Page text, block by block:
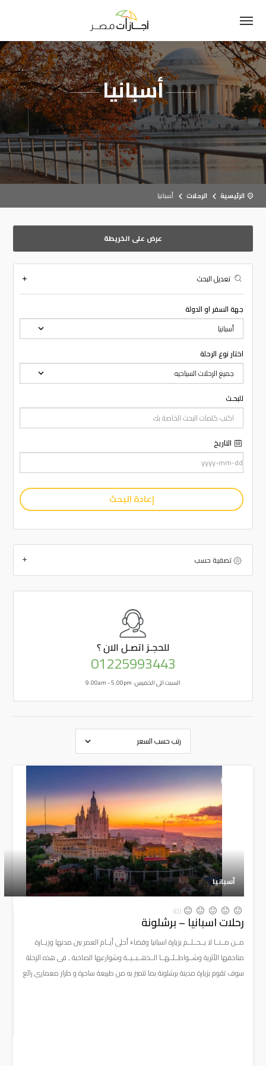
أسبانيا
الرئيسية الرحلات أسبانيا
عرض على الخريطة
تعديل البحث
جهة السفر او الدولة
اختار نوع الرحلة
للبحـث
التاريخ
إعادة البحث
تصفية حسب
للحجـزاتصـل الان ؟
01225993443
السبت الى الخميس: 9.00am - 5.00pm
أسبانيا
(0)
رحلات اسبانيا – برشلونة
مــن مــنــا لا يــحــلــم بزيارة اسبانيا وقضاﺀ أحلى أيــام العمر بين مدنها وزيــارة
متاحفها الأثرية وشــواطــئــهــا الــذهــبــيــة وشوارعها الصاخبة , فى هذه الرحلة
سوف تقوم بزيارة مدينة برشلونة بما تتميز به من طبيعة ساحرة و طراز معمارى رائع